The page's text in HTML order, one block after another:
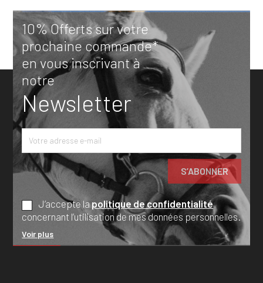
10% Offerts sur votre
prochaine commande*
en vous inscrivant à
notre
Newsletter
J’accepte lapolitique de confidentialité
concernant l’utilisation de mes données personnelles.
Voir plus